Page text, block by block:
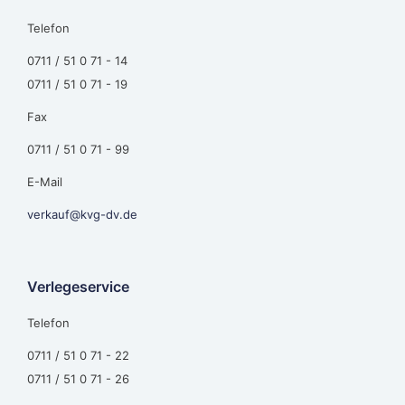
Telefon
0711 / 51 0 71 - 14
0711 / 51 0 71 - 19
Fax
0711 / 51 0 71 - 99
E-Mail
verkauf@kvg-dv.de
Verlegeservice
Telefon
0711 / 51 0 71 - 22
0711 / 51 0 71 - 26